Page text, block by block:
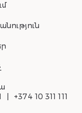
+374 10 311 111